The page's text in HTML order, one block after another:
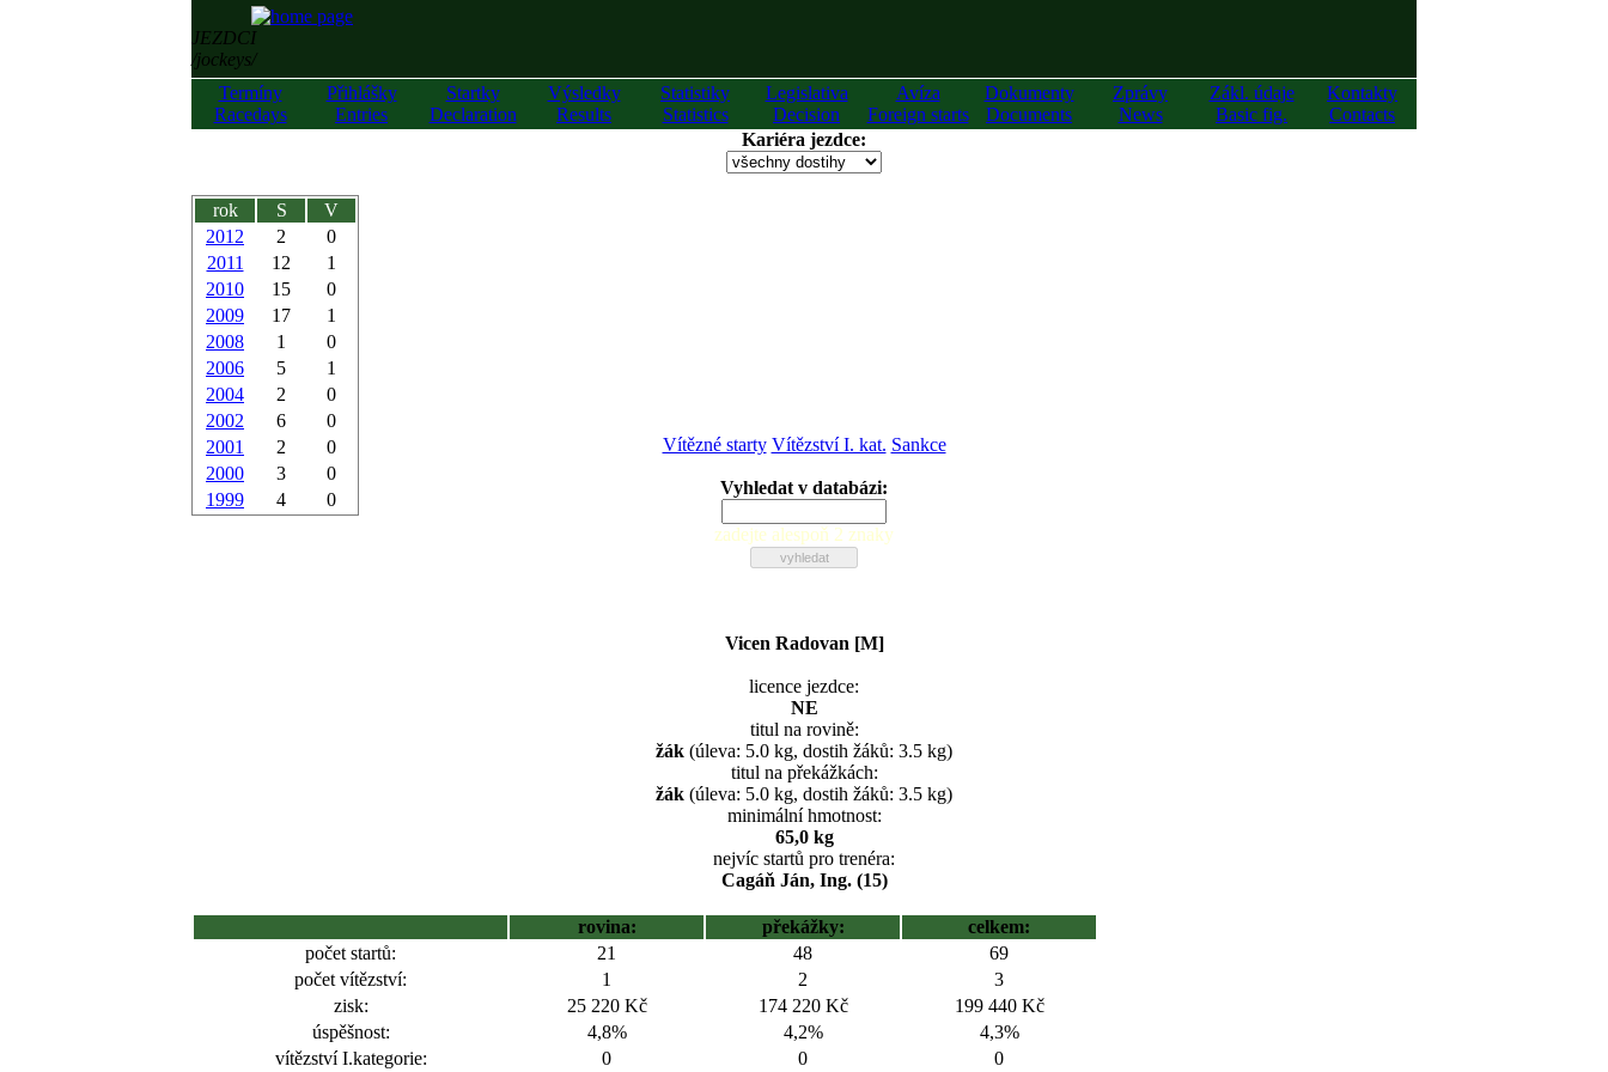
JEZDCI
/jockeys/
Termíny
Racedays
Přihlášky
Entries
Startky
Declaration
Výsledky
Results
Statistiky
Statistics
Legislativa
Decision
Avíza
Foreign starts
Dokumenty
Documents
Zprávy
News
Zákl. údaje
Basic fig.
Kontakty
Contacts
Kariéra jezdce:
rok S
V
2012
2
0
2011
12
1
2010
15
0
2009
17
1
2008
1
0
2006
5
1
2004
2
0
2002
6
0
2001
2
0
2000
3
0
1999
4 0
Vítězné starty Vítězství I. kat. Sankce
Vyhledat v databázi:
zadejte alespoň 2 znaky
Vicen Radovan [M]
licence jezdce:
NE
titul na rovině:
žák (úleva: 5.0 kg, dostih žáků: 3.5 kg)
titul na překážkách:
žák (úleva: 5.0 kg, dostih žáků: 3.5 kg)
minimální hmotnost:
65,0 kg
nejvíc startů pro trenéra:
Cagáň Ján, Ing. (15)
rovina: překážky:
celkem:
počet startů:
21 48
69
počet vítězství:
1 2
3
zisk:
25 220 Kč 174 220 Kč
199 440 Kč
úspěšnost:
4,8% 4,2%
4,3%
vítězství I.kategorie:
0 0 0